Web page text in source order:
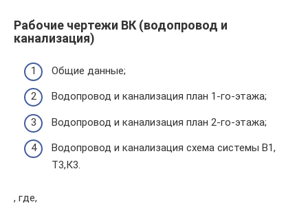
Рабочие чертежи ВК (водопровод и
канализация)
Общие данные;
Водопровод и канализация план 1-го-этажа;
Водопровод и канализация план 2-го-этажа;
Водопровод и канализация схема системы В1,
Т3,К3.
, где,